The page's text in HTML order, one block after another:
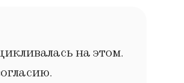
на этом.